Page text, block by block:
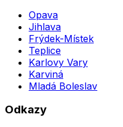
Opava
Jihlava
Frýdek-Místek
Teplice
Karlovy Vary
Karviná
Mladá Boleslav
Odkazy